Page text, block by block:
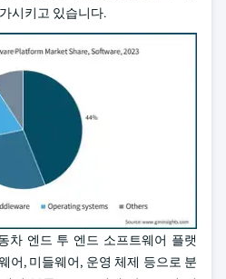
시키고 있습니다.
차 엔드 투 엔드 소프트웨어 플랫
어, 미들웨어, 운영 체제 등으로 분